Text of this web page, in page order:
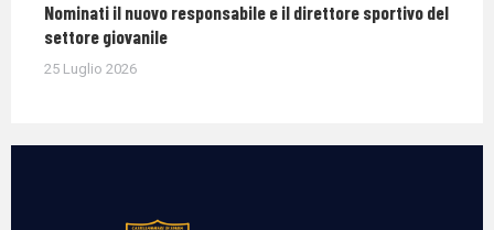
Nominati il nuovo responsabile e il direttore sportivo del
settore giovanile
25 Luglio 2026